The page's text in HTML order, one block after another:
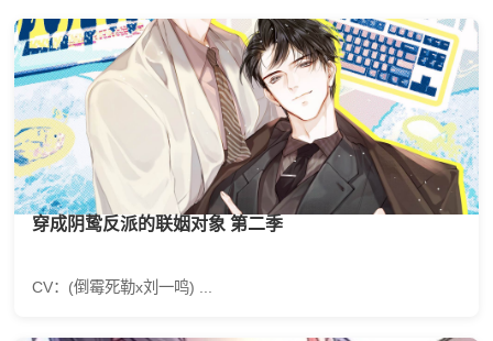
穿成阴鸷反派的联姻对象 第二季
CV：(倒霉死勒x刘一鸣) ...